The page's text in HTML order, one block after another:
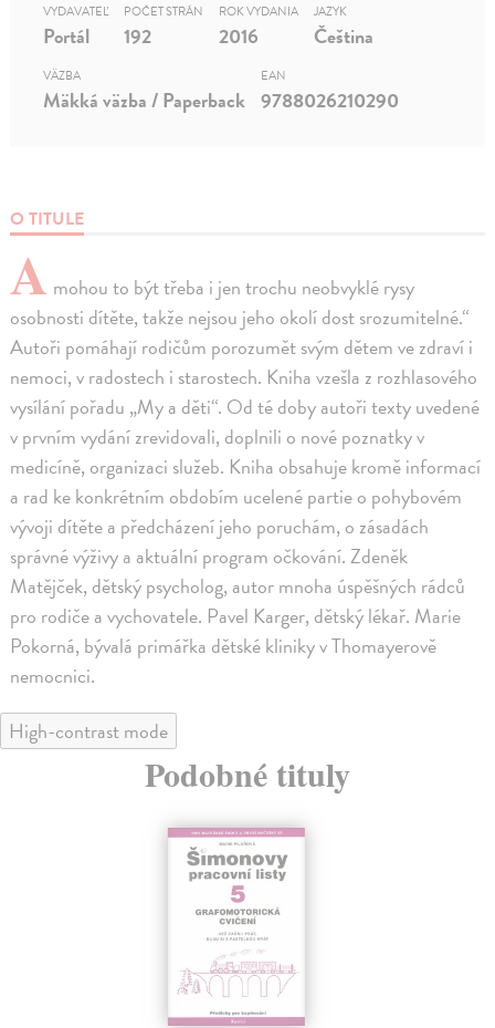
O TITULE
A mohou to být třeba i jen trochu neobvyklé rysy
osobnosti dítěte, takže nejsou jeho okolí dost srozumitelné.“
Autoři pomáhají rodičům porozumět svým dětem ve zdraví i
nemoci, v radostech i starostech. Kniha vzešla z rozhlasového
vysílání pořadu „My a děti“. Od té doby autoři texty uvedené
v prvním vydání zrevidovali, doplnili o nové poznatky v
medicíně, organizaci služeb. Kniha obsahuje kromě informací
a rad ke konkrétním obdobím ucelené partie o pohybovém
vývoji dítěte a předcházení jeho poruchám, o zásadách
správné výživy a aktuální program očkování. Zdeněk
Matějček, dětský psycholog, autor mnoha úspěšných rádců
pro rodiče a vychovatele. Pavel Karger, dětský lékař. Marie
Pokorná, bývalá primářka dětské kliniky v Thomayerově
nemocnici.
VYDAVATEĽ
Portál
POČET STRÁN
192
ROK VYDANIA
2016
JAZYK
Čeština
VÄZBA
Mäkká väzba / Paperback
EAN
9788026210290
High-contrast mode
Podobné tituly